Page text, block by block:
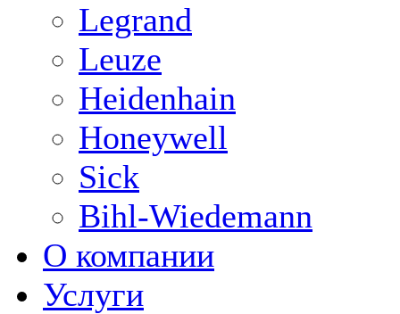
Legrand
Leuze
Heidenhain
Honeywell
Sick
Bihl-Wiedemann
О компании
Услуги